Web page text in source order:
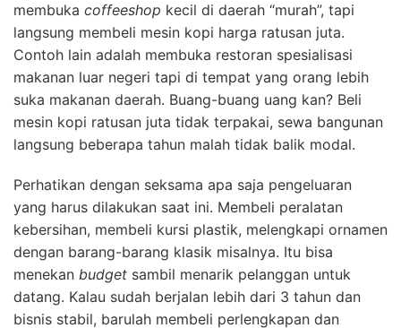
membuka coffeeshop kecil di daerah “murah”, tapi
langsung membeli mesin kopi harga ratusan juta.
Contoh lain adalah membuka restoran spesialisasi
makanan luar negeri tapi di tempat yang orang lebih
suka makanan daerah. Buang-buang uang kan? Beli
mesin kopi ratusan juta tidak terpakai, sewa bangunan
langsung beberapa tahun malah tidak balik modal.
Perhatikan dengan seksama apa saja pengeluaran
yang harus dilakukan saat ini. Membeli peralatan
kebersihan, membeli kursi plastik, melengkapi ornamen
dengan barang-barang klasik misalnya. Itu bisa
menekan budget sambil menarik pelanggan untuk
datang. Kalau sudah berjalan lebih dari 3 tahun dan
bisnis stabil, barulah membeli perlengkapan dan